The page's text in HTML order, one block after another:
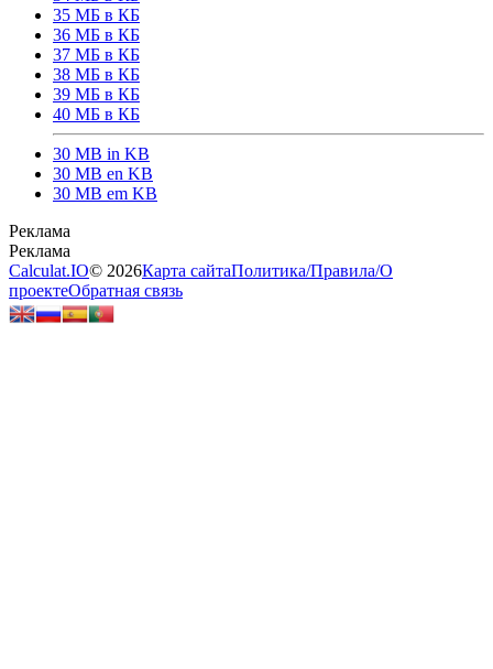
35 МБ в КБ
36 МБ в КБ
37 МБ в КБ
38 МБ в КБ
39 МБ в КБ
40 МБ в КБ
30 MB in KB
30 MB en KB
30 MB em KB
Calculat.IO© 2026Карта сайтаПолитика/Правила/О
проектеОбратная связь